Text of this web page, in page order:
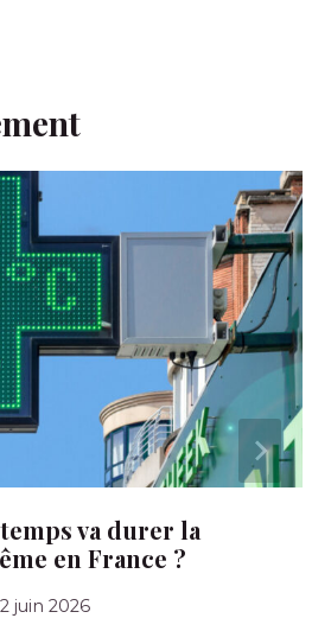
va durer la
en France ?
juin 2026